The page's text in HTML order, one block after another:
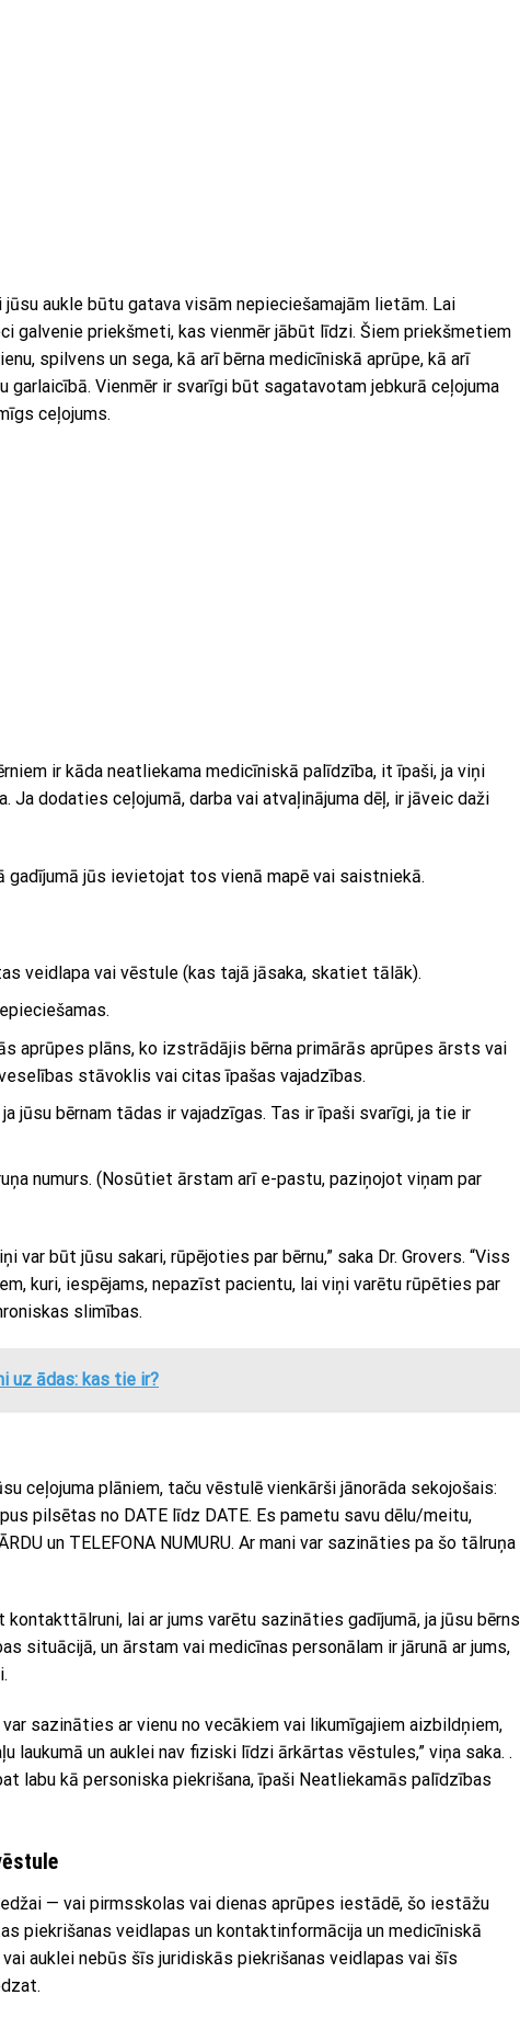
aukle būtu gatava visām nepieciešamajām lietām. Lai
galvenie priekšmeti, kas vienmēr jābūt līdzi. Šiem priekšmetiem
spilvens un sega, kā arī bērna medicīniskā aprūpe, kā arī
Vienmēr ir svarīgi būt sagatavotam jebkurā ceļojuma
ceļojums.
ir kāda neatliekama medicīniskā palīdzība, it īpaši, ja viņi
dodaties ceļojumā, darba vai atvaļinājuma dēļ, ir jāveic daži
jūs ievietojat tos vienā mapē vai saistniekā.
veidlapa vai vēstule (kas tajā jāsaka, skatiet tālāk).
aprūpes plāns, ko izstrādājis bērna primārās aprūpes ārsts vai
stāvoklis vai citas īpašas vajadzības.
jūsu bērnam tādas ir vajadzīgas. Tas ir īpaši svarīgi, ja tie ir
numurs. (Nosūtiet ārstam arī e-pastu, paziņojot viņam par
būt jūsu sakari, rūpējoties par bērnu,” saka Dr. Grovers. “Viss
kuri, iespējams, nepazīst pacientu, lai viņi varētu rūpēties par
slimības.
uz ādas: kas tie ir?
ceļojuma plāniem, taču vēstulē vienkārši jānorāda sekojošais:
pilsētas no DATE līdz DATE. Es pametu savu dēlu/meitu,
un TELEFONA NUMURU. Ar mani var sazināties pa šo tālruņa
lai ar jums varētu sazināties gadījumā, ja jūsu bērns
situācijā, un ārstam vai medicīnas personālam ir jārunā ar jums,
sazināties ar vienu no vecākiem vai likumīgajiem aizbildņiem,
laukumā un auklei nav fiziski līdzi ārkārtas vēstules,” viņa saka. .
labu kā personiska piekrišana, īpaši Neatliekamās palīdzības
— vai pirmsskolas vai dienas aprūpes iestādē, šo iestāžu
piekrišanas veidlapas un kontaktinformācija un medicīniskā
auklei nebūs šīs juridiskās piekrišanas veidlapas vai šīs